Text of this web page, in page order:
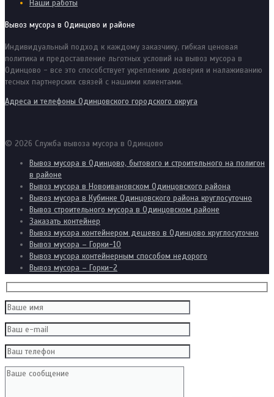
Наши работы
Вывоз мусора в Одинцово и районе
Индивидуальный подход к каждому заказчику, гибкая ценовая
политика и предоставление льготных условий на вывоз мусора в
Одинцово - все это способствует укреплению доверия и налаживанию
тесных партнерских связей с нашими клиентами.
Адреса и телефоны Одинцовского городского округа
© 2026 Служба вывоза мусора в Одинцово
Вывоз мусора в Одинцово, бытового и строительного на полигон
в районе
Вывоз мусора в Новоивановском Одинцовского района
Вывоз мусора в Кубинке Одинцовского района круглосуточно
Вывоз строительного мусора в Одинцовском районе
Заказать контейнер
Вывоз мусора контейнером дешево в Одинцово круглосуточно
Вывоз мусора – Горки-10
Вывоз мусора контейнерным способом недорого
Вывоз мусора – Горки-2